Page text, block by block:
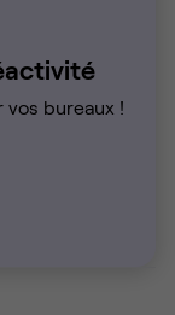
vos bureaux !